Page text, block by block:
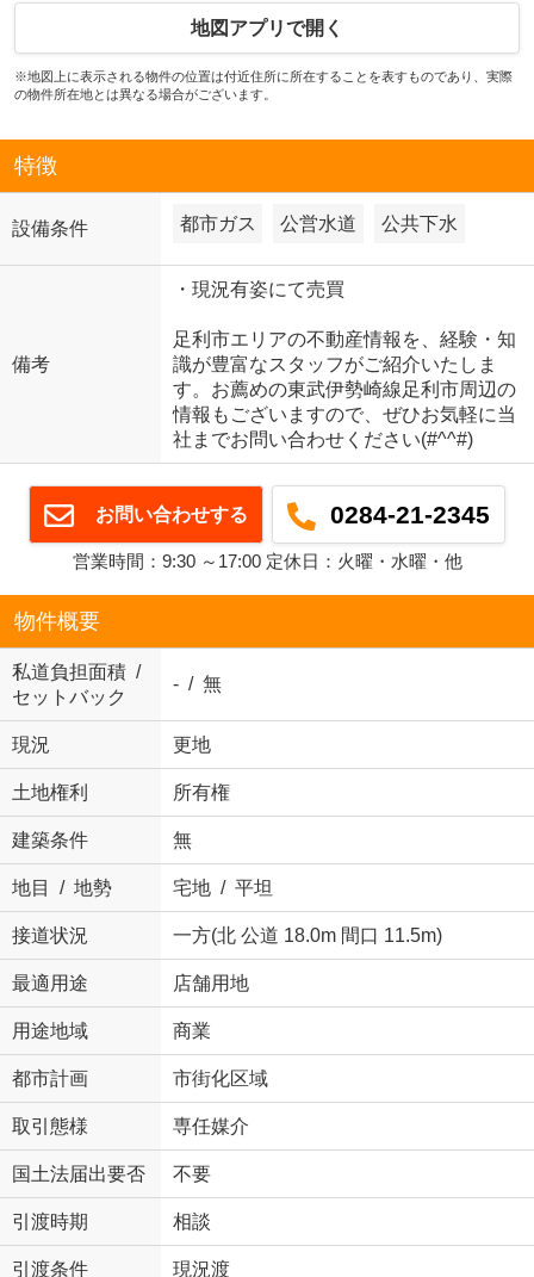
地図アプリで開く
※地図上に表示される物件の位置は付近住所に所在することを表すものであり、実際
の物件所在地とは異なる場合がございます。
特徴
設備条件 都市ガス 公営水道 公共下水
備考
・現況有姿にて売買
足利市エリアの不動産情報を、経験・知
識が豊富なスタッフがご紹介いたしま
す。お薦めの東武伊勢崎線足利市周辺の
情報もございますので、ぜひお気軽に当
社までお問い合わせください(#^^#)
お問い合わせする 0284-21-2345
営業時間：9:30 ～17:00 定休日：火曜・水曜・他
物件概要
私道負担面積 /
セットバック
- / 無
現況 更地
土地権利 所有権
建築条件 無
地目 / 地勢 宅地 / 平坦
接道状況 一方(北 公道 18.0m 間口 11.5m)
最適用途 店舗用地
用途地域 商業
都市計画 市街化区域
取引態様 専任媒介
国土法届出要否 不要
引渡時期 相談
引渡条件 現況渡